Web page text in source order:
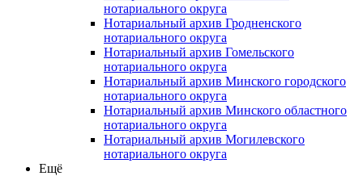
нотариального округа
Нотариальный архив Гродненского
нотариального округа
Нотариальный архив Гомельского
нотариального округа
Нотариальный архив Минского городского
нотариального округа
Нотариальный архив Минского областного
нотариального округа
Нотариальный архив Могилевского
нотариального округа
Ещё